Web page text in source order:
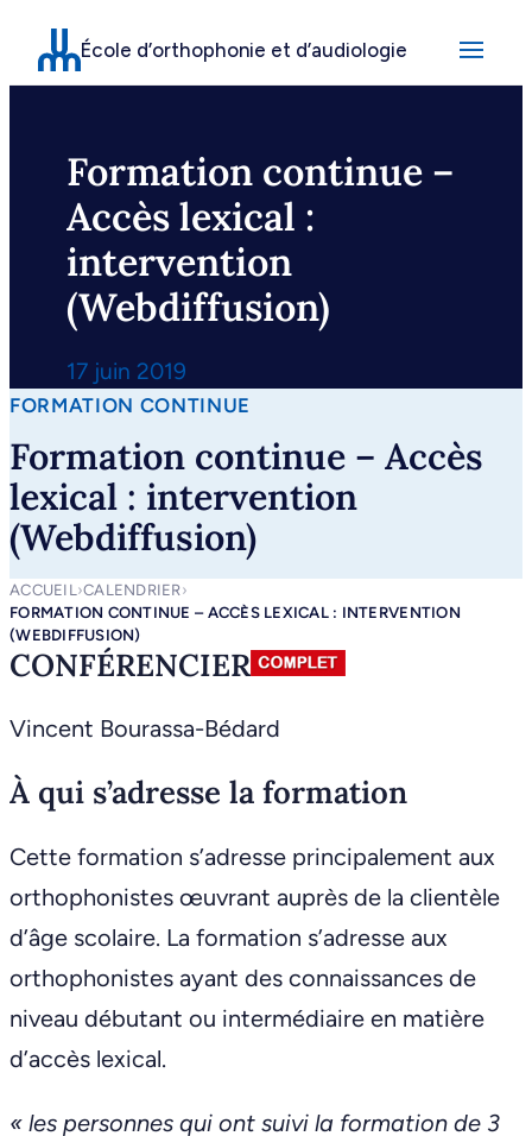
Aller
contenu
École d’orthophonie et d’audiologie
Formation continue –
Accès lexical :
intervention
(Webdiffusion)
17 juin 2019
FORMATION CONTINUE
Formation continue – Accès
lexical : intervention
(Webdiffusion)
ACCUEIL ›CALENDRIER›
FORMATION CONTINUE – ACCÈS LEXICAL : INTERVENTION
(WEBDIFFUSION)
CONFÉRENCIER
Vincent Bourassa-Bédard
À qui s’adresse la formation
Cette formation s’adresse principalement aux
orthophonistes œuvrant auprès de la clientèle
d’âge scolaire. La formation s’adresse aux
orthophonistes ayant des connaissances de
niveau débutant ou intermédiaire en matière
d’accès lexical.
« les personnes qui ont suivi la formation de 3